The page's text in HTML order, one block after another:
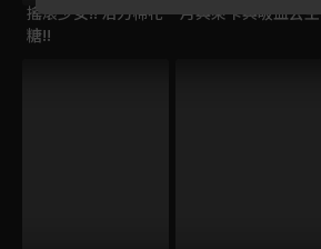
搖滾少女!! 活力棉花
糖!!
月與萊卡與吸血公主